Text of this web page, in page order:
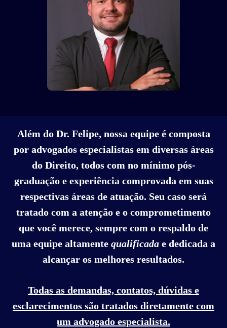
Além do Dr. Felipe, nossa equipe é composta
por advogados especialistas em diversas áreas
do Direito, todos com no mínimo pós-
graduação e experiência comprovada em suas
respectivas áreas de atuação. Seu caso será
tratado com a atenção e o comprometimento
que você merece, sempre com o respaldo de
uma equipe altamente qualificada e dedicada a
alcançar os melhores resultados.
Todas as demandas, contatos, dúvidas e
esclarecimentos são tratados diretamente com
um advogado especialista.